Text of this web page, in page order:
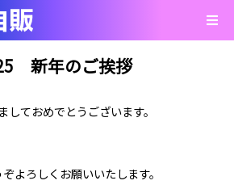
新年のご挨拶
しておめでとうございます。
よろしくお願いいたします。